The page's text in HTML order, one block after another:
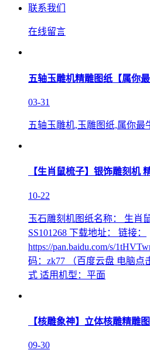
联系我们
在线留言
五轴玉雕机精雕图纸【属你
03-31
五轴玉雕机,玉雕图纸,属你最
【生肖鼠梳子】银饰雕刻机
10-22
玉石雕刻机图纸名称： 生肖
SS101268 下载地址： 链接：
https://pan.baidu.com/s/
码：zk77 （百度云盘 电脑点
式 适用机型：平面
【核雕象神】立体核雕精雕
09-30